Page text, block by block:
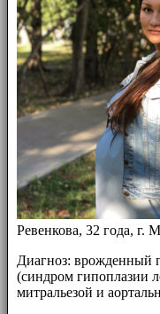
Ревенкова, 32 года, г.
Диагноз:
(синдром гипоплазии
митральезой и